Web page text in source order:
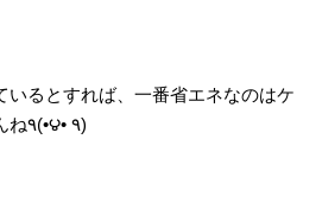
いるとすれば、一番省エネなのはケ
ンシロウかもしれませんね٩(•౪• ٩)